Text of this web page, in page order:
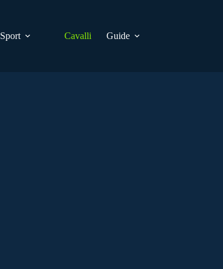
Sport Cavalli Guide